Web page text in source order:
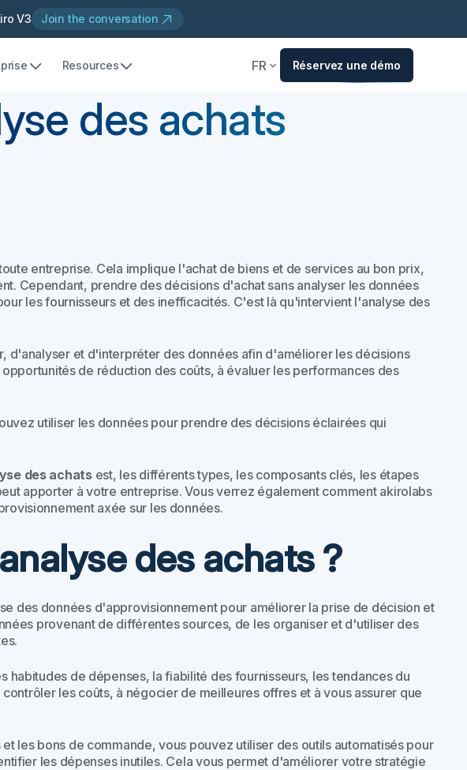
V3 Join the conversation
Resources FR Réservez une démo
des achats
entreprise. Cela implique l'achat de biens et de services au bon prix,
Cependant, prendre des décisions d'achat sans analyser les données
les fournisseurs et des inefficacités. C'est là qu'intervient l'analyse des
d'analyser et d'interpréter des données afin d'améliorer les décisions
de réduction des coûts, à évaluer les performances des
utiliser les données pour prendre des décisions éclairées qui
des achatsest, les différents types, les composants clés, les étapes
apporter à votre entreprise. Vous verrez également comment akirolabs
axée sur les données.
des achats ?
des données d'approvisionnement pour améliorer la prise de décision et
provenant de différentes sources, de les organiser et d'utiliser des
habitudes de dépenses, la fiabilité des fournisseurs, les tendances du
les coûts, à négocier de meilleures offres et à vous assurer que
les bons de commande, vous pouvez utiliser des outils automatisés pour
les dépenses inutiles. Cela vous permet d'améliorer votre stratégie